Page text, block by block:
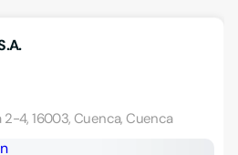
4, 16003, Cuenca, Cuenca